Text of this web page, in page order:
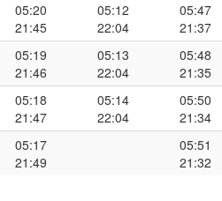
05:20
21:45
05:12
22:04
05:47
21:37
05:19
21:46
05:13
22:04
05:48
21:35
05:18
21:47
05:14
22:04
05:50
21:34
05:17
21:49
05:51
21:32